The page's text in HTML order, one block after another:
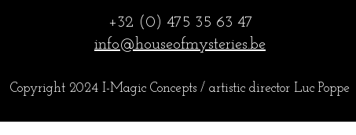
+32 (0) 475 35 63 47
info@houseofmysteries.be
Copyright 2024 I-Magic Concepts / artistic director Luc Poppe